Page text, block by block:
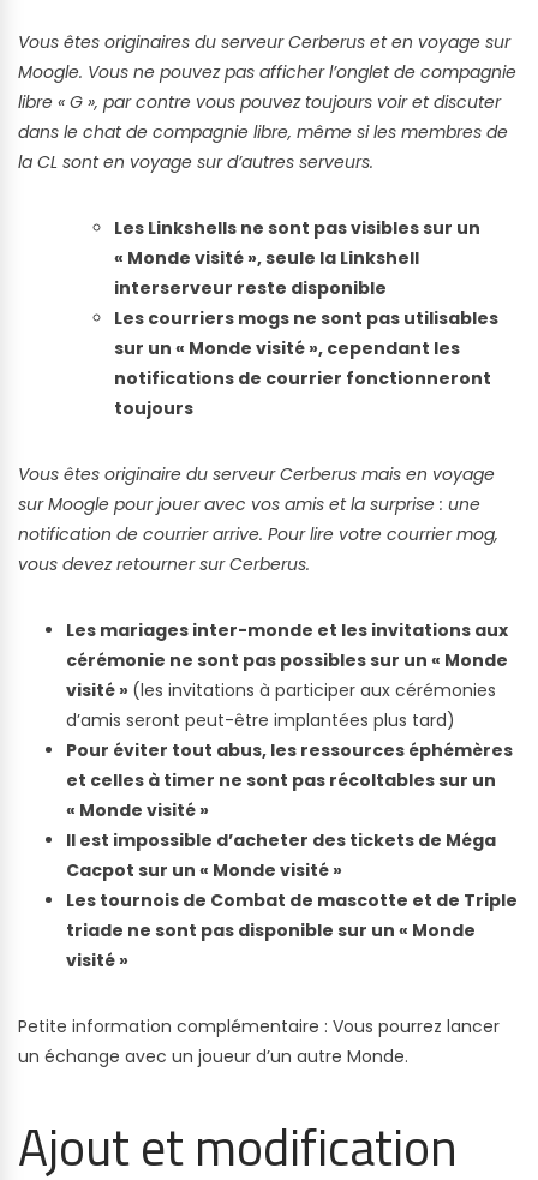
Vous êtes originaires du serveur Cerberus et en voyage sur
Moogle. Vous ne pouvez pas afficher l’onglet de compagnie
libre « G », par contre vous pouvez toujours voir et discuter
dans le chat de compagnie libre, même si les membres de
la CL sont en voyage sur d’autres serveurs.
Les Linkshells ne sont pas visibles sur un
« Monde visité », seule la Linkshell
interserveur reste disponible
Les courriers mogs ne sont pas utilisables
sur un « Monde visité », cependant les
notifications de courrier fonctionneront
toujours
Vous êtes originaire du serveur Cerberus mais en voyage
sur Moogle pour jouer avec vos amis et la surprise : une
notification de courrier arrive. Pour lire votre courrier mog,
vous devez retourner sur Cerberus.
Les mariages inter-monde et les invitations aux
cérémonie ne sont pas possibles sur un « Monde
visité » (les invitations à participer aux cérémonies
d’amis seront peut-être implantées plus tard)
Pour éviter tout abus, les ressources éphémères
et celles à timer ne sont pas récoltables sur un
« Monde visité »
Il est impossible d’acheter des tickets de Méga
Cacpot sur un « Monde visité »
Les tournois de Combat de mascotte et de Triple
triade ne sont pas disponible sur un « Monde
visité »
Petite information complémentaire : Vous pourrez lancer
un échange avec un joueur d’un autre Monde.
Ajout et modification